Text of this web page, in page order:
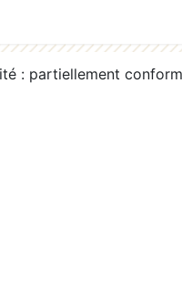
: partiellement